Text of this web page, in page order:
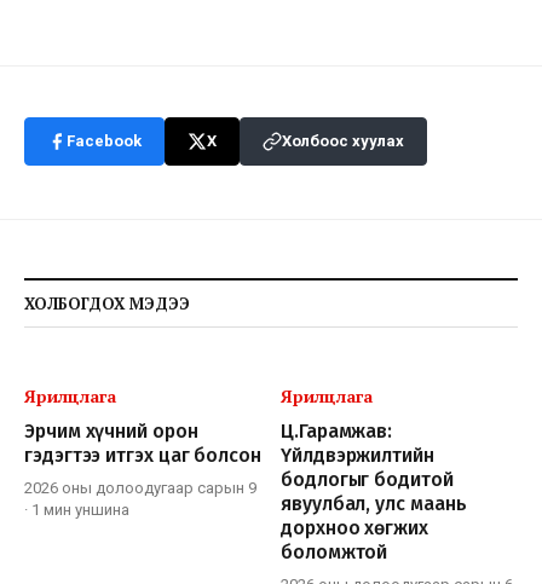
Facebook X Холбоос хуулах
ХОЛБОГДОХ МЭДЭЭ
Ярилцлага
Эрчим хүчний орон
гэдэгтээ итгэх цаг болсон
2026 оны долоодугаар сарын 9
· 1 мин уншина
Ярилцлага
Ц.Гарамжав:
Үйлдвэржилтийн
бодлогыг бодитой
явуулбал, улс маань
дорхноо хөгжих
боломжтой